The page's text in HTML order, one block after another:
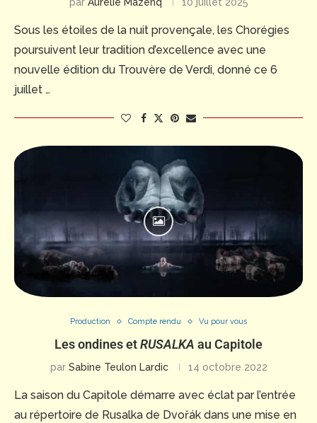
Sous les étoiles de la nuit provençale, les Chorégies
poursuivent leur tradition d’excellence avec une
nouvelle édition du Trouvère de Verdi, donné ce 6
juillet …
Production Compte rendu Vu pour vous
Les ondines etRUSALKA au Capitole
par Sabine Teulon Lardic 14 octobre 2022
La saison du Capitole démarre avec éclat par l’entrée
au répertoire de Rusalka de Dvořák dans une mise en